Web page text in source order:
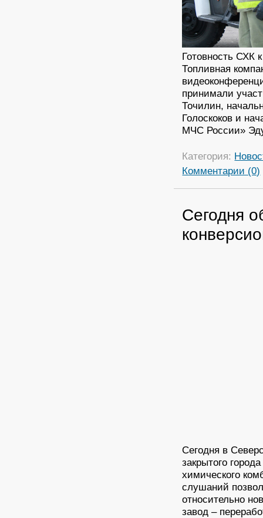
Готовность СХК
Топливная
принимали
Точилин,
Голоскоков и
МЧС России»
Категория:
Комментарии (0)
Сегодня
Сегодня в
закрытого
химического
слушаний
относительно
завод –